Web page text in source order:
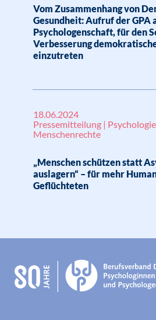
Vom Zusammenhang von
Gesundheit: Aufruf der
Psychologenschaft, für den
Verbesserung
einzutreten
18.06.2024
Pressemitteilung |
Menschenrechte
„Menschen schützen statt
auslagern“ – für mehr
Geflüchteten